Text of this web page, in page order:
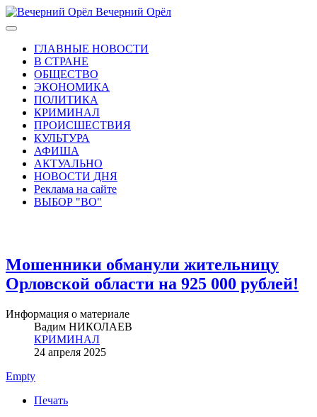
Вечерний Орёл
ГЛАВНЫЕ НОВОСТИ
В СТРАНЕ
ОБЩЕСТВО
ЭКОНОМИКА
ПОЛИТИКА
КРИМИНАЛ
ПРОИСШЕСТВИЯ
КУЛЬТУРА
АФИША
АКТУАЛЬНО
НОВОСТИ ДНЯ
Реклама на сайте
ВЫБОР "ВО"
Мошенники обманули жительницу
Орловской области на 925 000 рублей!
Информация о материале
Вадим НИКОЛАЕВ
КРИМИНАЛ
24 апреля 2025
Empty
Печать